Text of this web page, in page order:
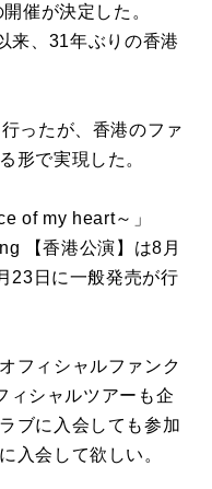
催が決定した。
来、31年ぶりの香港
ったが、香港のファ
形で実現した。
of my heart～」
【香港公演】は8月
23日に一般発売が行
フィシャルファンク
ィシャルツアーも企
ブに入会しても参加
入会して欲しい。